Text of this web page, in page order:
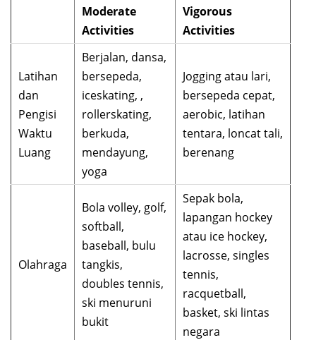
Moderate
Activities
Vigorous
Activities
Latihan
dan
Pengisi
Waktu
Luang
Berjalan, dansa,
bersepeda,
iceskating, ,
rollerskating,
berkuda,
mendayung,
yoga
Jogging atau lari,
bersepeda cepat,
aerobic, latihan
tentara, loncat tali,
berenang
Olahraga
Bola volley, golf,
softball,
baseball, bulu
tangkis,
doubles tennis,
ski menuruni
bukit
Sepak bola,
lapangan hockey
atau ice hockey,
lacrosse, singles
tennis,
racquetball,
basket, ski lintas
negara